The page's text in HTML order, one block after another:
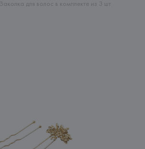
Заколка для волос в комплекте из 3 шт